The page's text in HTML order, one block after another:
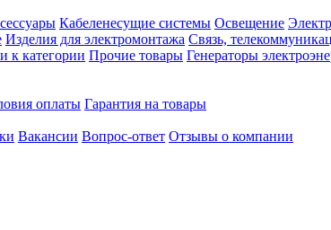
Кабеленесущие системы Освещение
Изделия для электромонтажа Связь,
к категории Прочие товары Генераторы
оплаты Гарантия на товары
Вакансии Вопрос-ответ Отзывы о компании